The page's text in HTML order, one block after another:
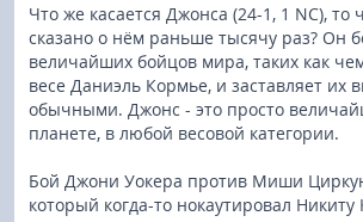
Что же касается Джонса (24-1, 1 NC),
сказано о нём раньше тысячу раз? Он
величайших бойцов мира, таких как
весе Даниэль Кормье, и заставляет их
обычными. Джонс - это просто
планете, в любой весовой категории.
Бой Джони Уокера против Миши
который когда-то нокаутировал